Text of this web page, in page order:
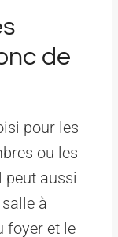
de
pour les
ou les
peut aussi
à
foyer et le